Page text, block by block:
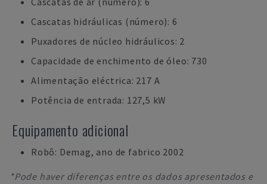
Cascatas hidráulicas (número): 6
Puxadores de núcleo hidráulicos: 2
Capacidade de enchimento de óleo: 730
Alimentação eléctrica: 217 A
Potência de entrada: 127,5 kW
Equipamento adicional
Robô: Demag, ano de fabrico 2002
*Pode haver diferenças entre os dados apresentados e